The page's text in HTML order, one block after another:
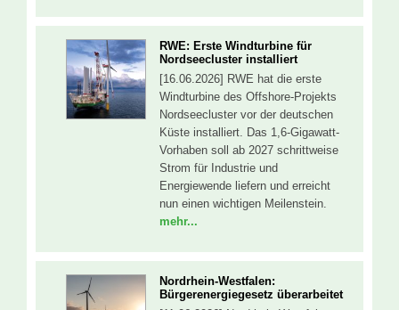
RWE: Erste Windturbine für
Nordseecluster installiert
[16.06.2026] RWE hat die erste
Windturbine des Offshore-Projekts
Nordseecluster vor der deutschen
Küste installiert. Das 1,6-Gigawatt-
Vorhaben soll ab 2027 schrittweise
Strom für Industrie und
Energiewende liefern und erreicht
nun einen wichtigen Meilenstein.
mehr...
Nordrhein-Westfalen:
Bürgerenergiegesetz überarbeitet